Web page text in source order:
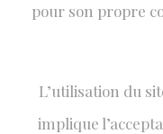
pour son propre
L’utilisation du
implique